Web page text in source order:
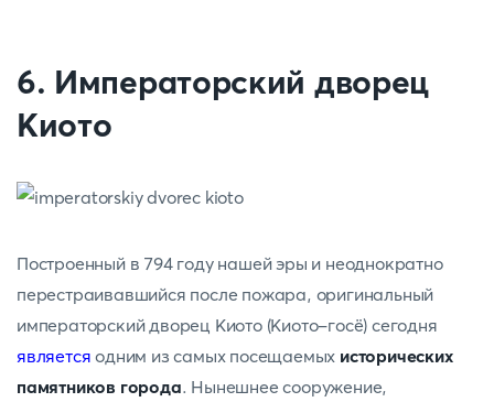
6. Императорский дворец
Киото
Построенный в 794 году нашей эры и неоднократно
перестраивавшийся после пожара, оригинальный
императорский дворец Киото (Киото-госё) сегодня
является одним из самых посещаемых исторических
памятников города. Нынешнее сооружение,